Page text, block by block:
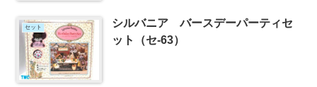
セット
シルバニア バースデーパーティセ
ット（セ-63）